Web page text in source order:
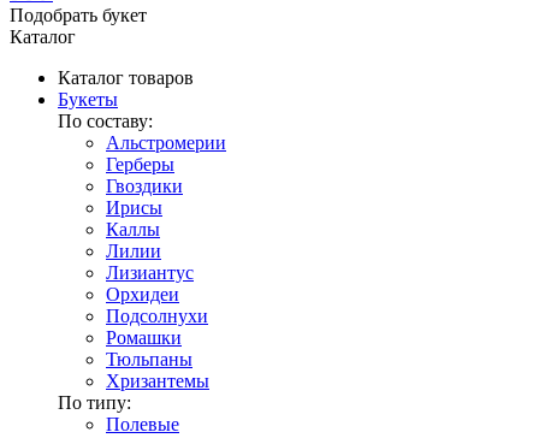
Подобрать букет
Каталог
Каталог товаров
Букеты
По составу:
Альстромерии
Герберы
Гвоздики
Ирисы
Каллы
Лилии
Лизиантус
Орхидеи
Подсолнухи
Ромашки
Тюльпаны
Хризантемы
По типу:
Полевые